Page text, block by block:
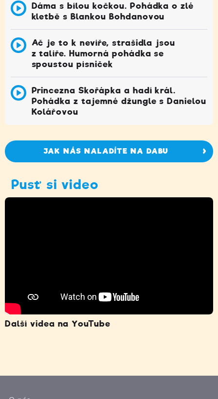
Dáma s bílou kočkou. Pohádka o zlé
kletbě s Blankou Bohdanovou
Ač je to k nevíře, strašidla jsou
z talíře. Humorná pohádka se
spoustou písniček
Princezna Skořápka a hadí král.
Pohádka z tajemné džungle s Danielou
Kolářovou
JAK NÁS NALADÍTE NA DABU
Pusť si video
Další videa na YouTube